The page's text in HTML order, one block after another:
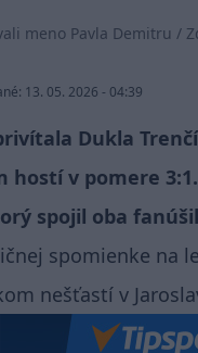
meno Pavla Demitru /
13. 05. 2026 - 04:39
Dukla
v pomere
spojil oba
spomienke na
nešťastí v